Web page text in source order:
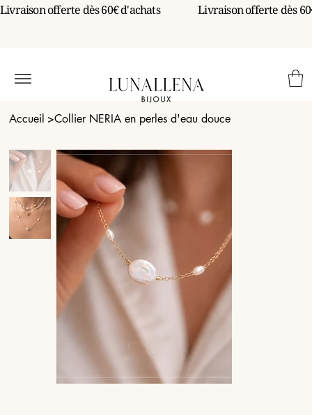
Accueil >Collier NERIA en perles d'eau douce
Livraison offerte dès 60€ d'achats